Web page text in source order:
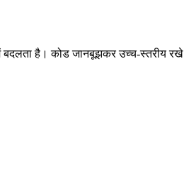
है। कोड जानबूझकर उच्च‑स्तरीय रखे